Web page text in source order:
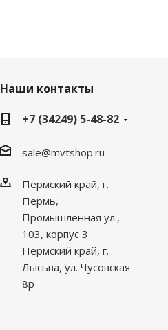
Наши контакты
+7 (34249) 5-48-82
sale@mvtshop.ru
Пермский край, г.
Пермь,
Промышленная ул.,
103, корпус 3
Пермский край, г.
Лысьва, ул. Чусовская
8р